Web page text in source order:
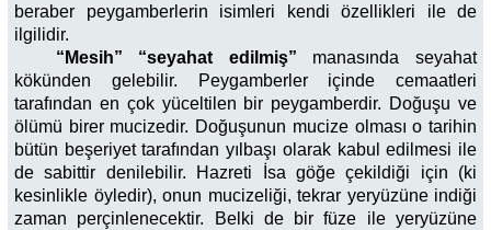
beraber peygamberlerin isimleri kendi özellikleri ile de
ilgilidir.
“Mesih” “seyahat edilmiş” manasında seyahat
kökünden gelebilir. Peygamberler içinde cemaatleri
tarafından en çok yüceltilen bir peygamberdir. Doğuşu ve
ölümü birer mucizedir. Doğuşunun mucize olması o tarihin
bütün beşeriyet tarafından yılbaşı olarak kabul edilmesi ile
de sabittir denilebilir. Hazreti İsa göğe çekildiği için (ki
kesinlikle öyledir), onun mucizeliği, tekrar yeryüzüne indiği
zaman perçinlenecektir. Belki de bir füze ile yeryüzüne